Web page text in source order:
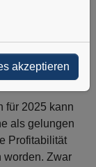
bergauf.
für 2025 kann
als gelungen
Profitabilität
worden. Zwar
akzeptieren